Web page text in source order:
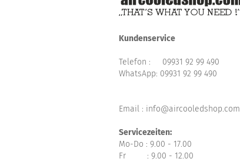
Kundenservice
Telefon : 09931 92 99 490
WhatsApp: 09931 92 99 490
Email : info@aircooledshop.com
Servicezeiten:
Mo-Do : 9.00 - 17.00
Fr : 9.00 - 12.00